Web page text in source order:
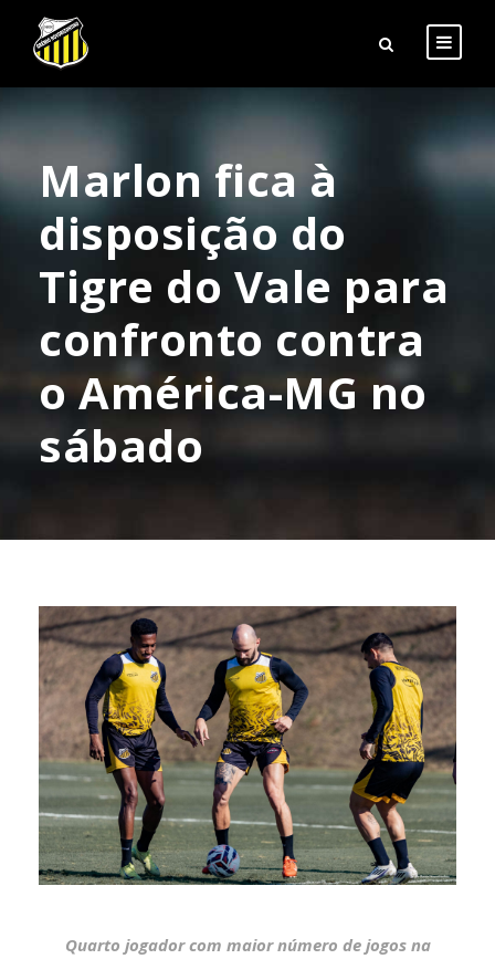
Marlon fica à
disposição do
Tigre do Vale para
confronto contra
o América-MG no
sábado
Quarto jogador com maior número de jogos na